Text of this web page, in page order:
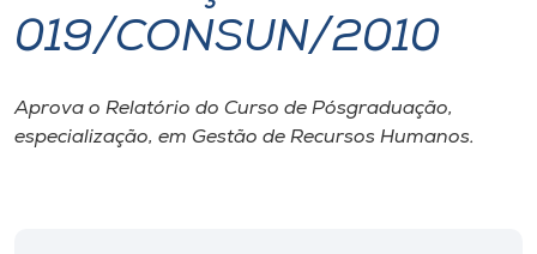
I.nova
Diplomados
019/CONSUN/2010
Aprova o Relatório do Curso de Pósgraduação,
especialização, em Gestão de Recursos Humanos.